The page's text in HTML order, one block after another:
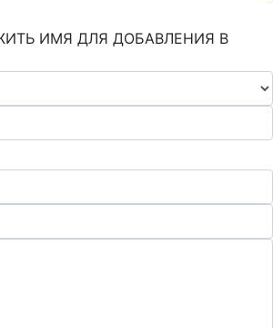
ИМЯ ДЛЯ ДОБАВЛЕНИЯ В